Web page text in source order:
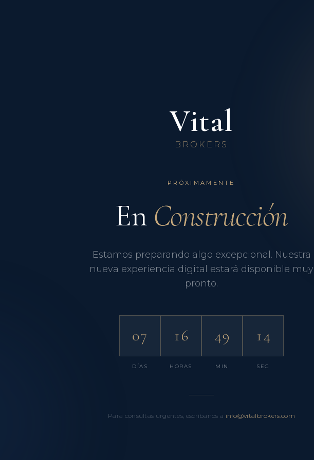
Vital
BROKERS
PRÓXIMAMENTE
En Construcción
Estamos preparando algo excepcional. Nuestra
nueva experiencia digital estará disponible muy
pronto.
07
DÍAS
16
HORAS
49
MIN
14
SEG
Para consultas urgentes, escríbanos a info@vitalbrokers.com